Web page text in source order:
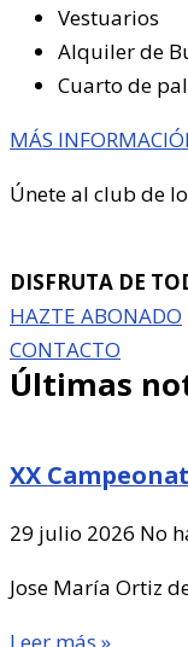
Vestuarios
Alquiler de
Cuarto de
MÁS
Únete al club de
DISFRUTA DE
HAZTE ABONADO
CONTACTO
Últimas
XX
29 julio 2026 No
Jose María Ortiz